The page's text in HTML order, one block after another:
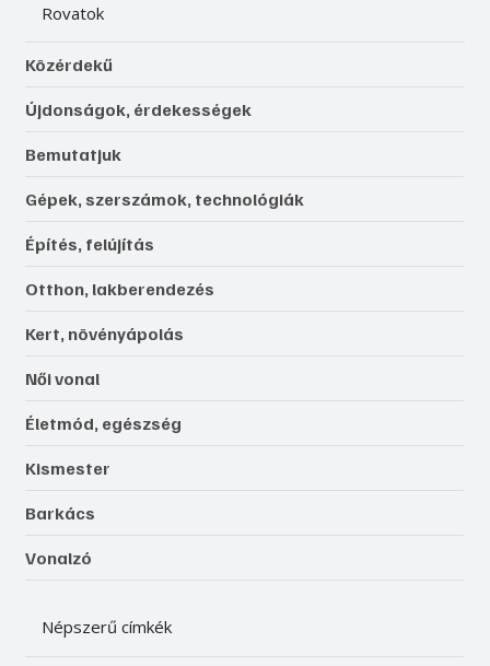
Rovatok
Közérdekű
Újdonságok, érdekességek
Bemutatjuk
Gépek, szerszámok, technológiák
Építés, felújítás
Otthon, lakberendezés
Kert, növényápolás
Női vonal
Életmód, egészség
Kismester
Barkács
Vonalzó
Népszerű címkék